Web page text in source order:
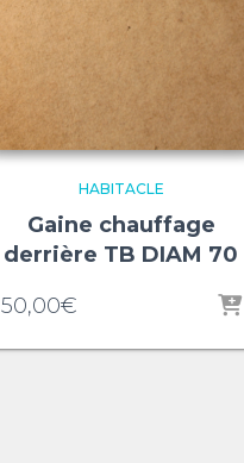
HABITACLE
Gaine chauffage
derrière TB DIAM 70
50,00€